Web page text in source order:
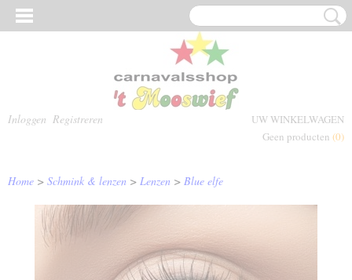
Inloggen Registreren
UW WINKELWAGEN
Geen producten (0)
Home > Schmink & lenzen > Lenzen > Blue elfe